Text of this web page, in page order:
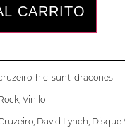
CARRITO
hic-sunt-dracones
, Vinilo
, David Lynch, Disque